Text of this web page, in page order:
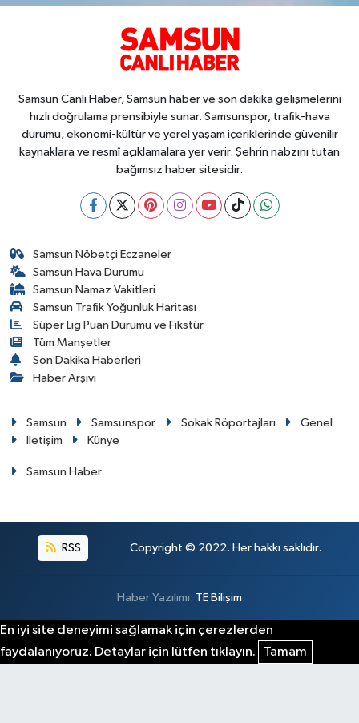
Samsun Canlı Haber, Samsun haber ve son dakika gelişmelerini
hızlı doğrulama prensibiyle sunar. Samsunspor, trafik-hava
durumu, ekonomi-kültür ve yerel yaşam içeriklerinde güvenilir
kaynaklara ve resmî açıklamalara yer verir. Şehrin nabzını tutan
bağımsız haber sitesidir.
Samsun Nöbetçi Eczaneler
Samsun Hava Durumu
Samsun Namaz Vakitleri
Samsun Trafik Yoğunluk Haritası
Süper Lig Puan Durumu ve Fikstür
Tüm Manşetler
Son Dakika Haberleri
Haber Arşivi
Samsun Samsunspor Sokak Röportajları
Genel
İletişim
Künye
Samsun Haber
RSS Copyright © 2022. Her hakkı saklıdır.
Haber Yazılımı: TE Bilişim
En iyi site deneyimi sağlamak için çerezlerden
faydalanıyoruz. Detaylar için lütfen tıklayın.
Tamam